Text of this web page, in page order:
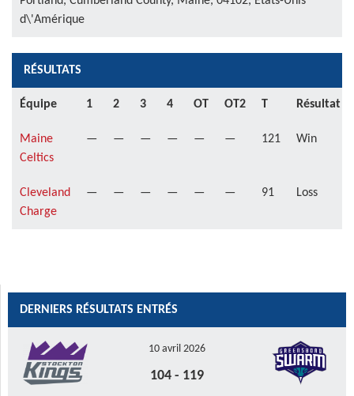
d\'Amérique
RÉSULTATS
Équipe 1 2 3 4 OT OT2 T Résultat
Maine
Celtics
— — — — — — 121 Win
Cleveland
Charge
— — — — — — 91 Loss
DERNIERS RÉSULTATS ENTRÉS
10 avril 2026
104 - 119